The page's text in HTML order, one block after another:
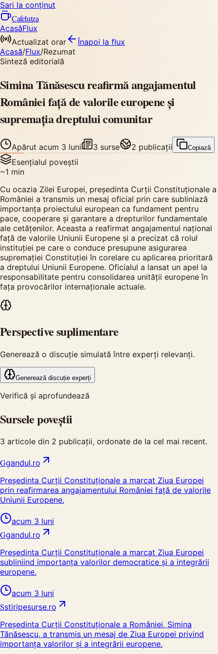
Sari la conținut
Cafelutza
AcasăFlux
Actualizat orar
Înapoi la flux
Acasă/Flux/Rezumat
Sinteză editorială
Simina Tănăsescu reafirmă angajamentul
României față de valorile europene și
supremația dreptului comunitar
Apărut acum 3 luni 3 surse 2 publicații Copiază
Esențialul poveștii
~1 min
Cu ocazia Zilei Europei, președinta Curții Constituționale a
României a transmis un mesaj oficial prin care subliniază
importanța proiectului european ca fundament pentru
pace, cooperare și garantare a drepturilor fundamentale
ale cetățenilor. Aceasta a reafirmat angajamentul național
față de valorile Uniunii Europene și a precizat că rolul
instituției pe care o conduce presupune asigurarea
supremației Constituției în corelare cu aplicarea prioritară
a dreptului Uniunii Europene. Oficialul a lansat un apel la
responsabilitate pentru consolidarea unității europene în
fața provocărilor internaționale actuale.
Perspective suplimentare
Generează o discuție simulată între experți relevanți.
Generează discuție experți
Verifică și aprofundează
Sursele poveștii
3 articole din 2 publicații, ordonate de la cel mai recent.
Ggandul.ro
Președinta Curții Constituționale a marcat Ziua Europei
prin reafirmarea angajamentului României față de valorile
Uniunii Europene.
acum 3 luni
Ggandul.ro
Președinta Curții Constituționale a marcat Ziua Europei
subliniind importanța valorilor democratice și a integrării
europene.
acum 3 luni
Sstiripesurse.ro
Președinta Curții Constituționale a României, Simina
Tănăsescu, a transmis un mesaj de Ziua Europei privind
importanța valorilor și a integrării europene.